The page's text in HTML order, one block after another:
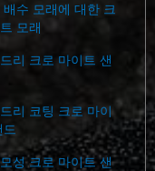
배수 모래에 대한 크
모래
리 크로 마이트 샌
리 코팅 크로 마이
드
성 크로 마이트 샌